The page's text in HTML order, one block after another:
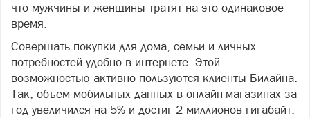
что мужчины и женщины тратят на это одинаковое
время.
Совершать покупки для дома, семьи и личных
потребностей удобно в интернете. Этой
возможностью активно пользуются клиенты Билайна.
Так, объем мобильных данных в онлайн-магазинах за
год увеличился на 5% и достиг 2 миллионов гигабайт.